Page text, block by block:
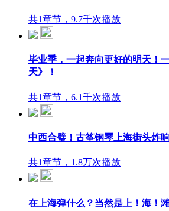
共1章节，9.7千次播放
毕业季，一起奔向更好的明天！
天》！
共1章节，6.1千次播放
中西合璧！古筝钢琴上海街头炸
共1章节，1.8万次播放
在上海弹什么？当然是上！海！滩